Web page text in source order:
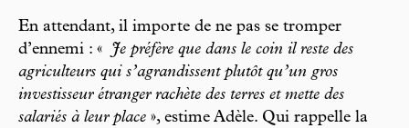
En attendant, il importe de ne pas se tromper
d’ennemi : «
Je préfère que dans le coin il reste des
agriculteurs qui s’agrandissent plutôt qu’un gros
investisseur étranger rachète des terres et mette des
salariés à leur place », estime Adèle. Qui rappelle la